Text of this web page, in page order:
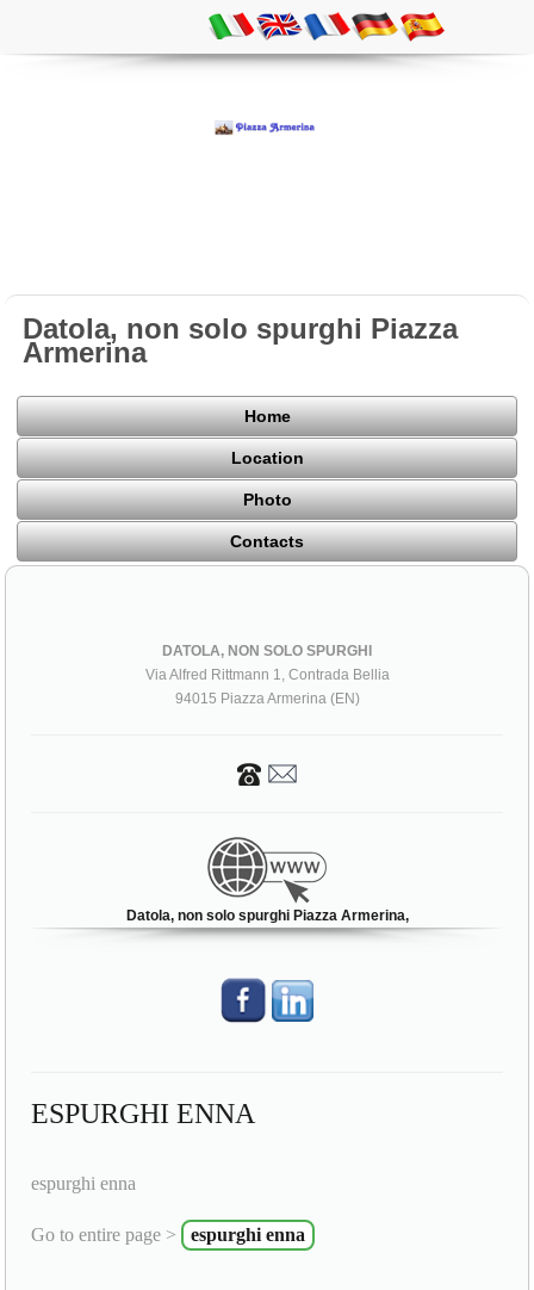
Datola, non solo spurghi Piazza
Armerina
Home
Location
Photo
Contacts
DATOLA, NON SOLO SPURGHI
Via Alfred Rittmann 1, Contrada Bellia
94015 Piazza Armerina (EN)
Datola, non solo spurghi Piazza Armerina,
ESPURGHI ENNA
espurghi enna
Go to entire page > espurghi enna